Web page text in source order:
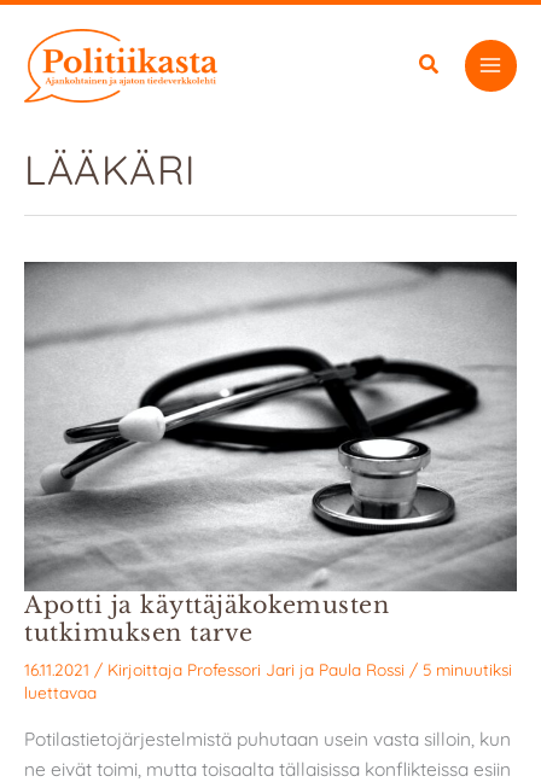
sisältöön
LÄÄKÄRI
Apotti ja käyttäjäkokemusten
tutkimuksen tarve
16.11.2021 / Kirjoittaja Professori Jari ja Paula Rossi / 5 minuutiksi
luettavaa
Potilastietojärjestelmistä puhutaan usein vasta silloin, kun
ne eivät toimi, mutta toisaalta tällaisissa konflikteissa esiin